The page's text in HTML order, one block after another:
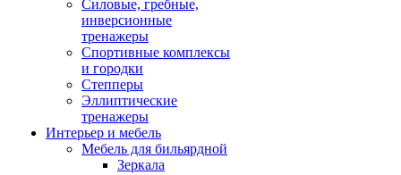
Силовые, гребные,
инверсионные
тренажеры
Спортивные комплексы
и городки
Степперы
Эллиптические
тренажеры
Интерьер и мебель
Мебель для бильярдной
Зеркала